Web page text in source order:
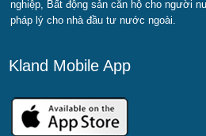
nghiệp, Bất động sản căn hộ cho người
pháp lý cho nhà đầu tư nước ngoài.
Kland Mobile App